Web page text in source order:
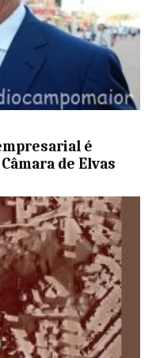
é
de Elvas